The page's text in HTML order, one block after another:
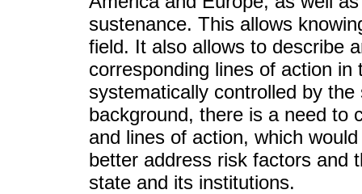
sustenance. This allows
field. It also allows to describe
corresponding lines of action
systematically controlled by
background, there is a need to
and lines of action, which
better address risk factors and
state and its institutions.